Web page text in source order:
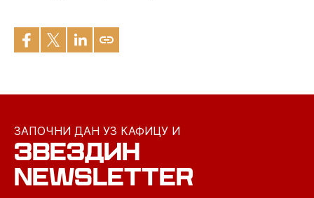
ЗАПОЧНИ ДАН УЗ КАФИЦУ И
ЗВЕЗДИН
NEWSLETTER